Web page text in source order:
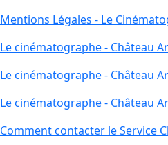
Mentions Légales - Le
Le cinématographe - Château
Le cinématographe - Château
Le cinématographe - Château
Comment contacter le Service